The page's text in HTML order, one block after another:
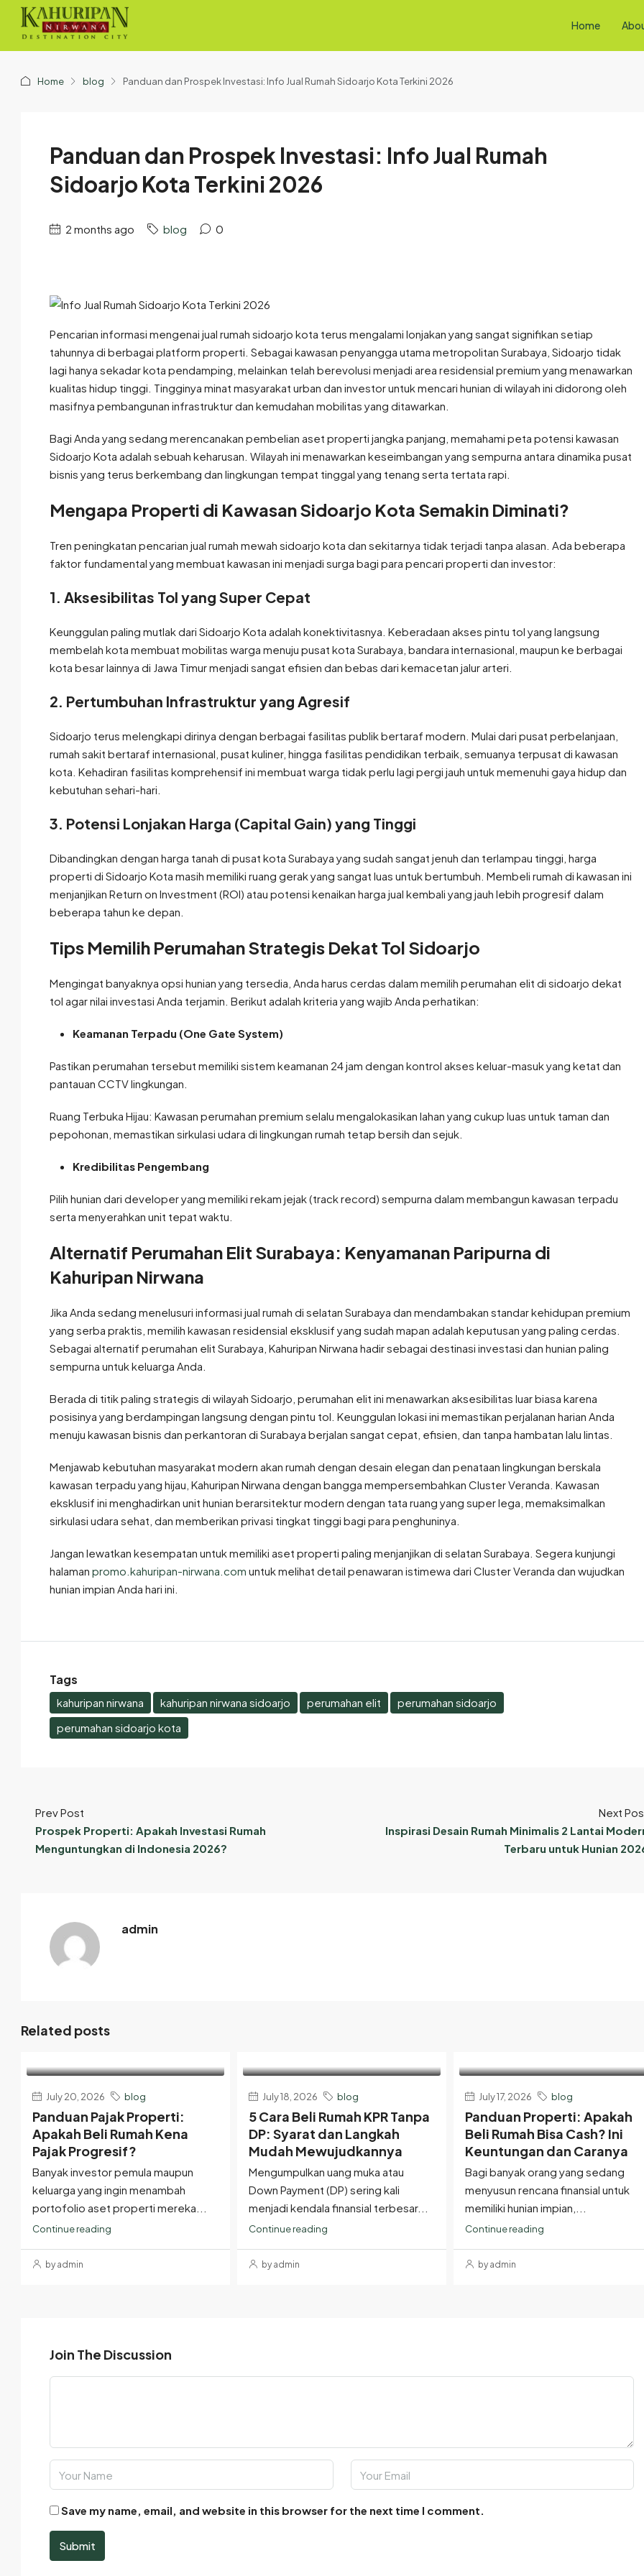
Home
Home blog Panduan dan Prospek Investasi: Info Jual Rumah Sidoarjo Kota Terkini 2026
Panduan dan Prospek Investasi: Info Jual Rumah
Sidoarjo Kota Terkini 2026
2 months ago blog 0
Pencarian informasi mengenai jual rumah sidoarjo kota terus mengalami lonjakan yang sangat signifikan setiap
tahunnya di berbagai platform properti. Sebagai kawasan penyangga utama metropolitan Surabaya, Sidoarjo tidak
lagi hanya sekadar kota pendamping, melainkan telah berevolusi menjadi area residensial premium yang menawarkan
kualitas hidup tinggi. Tingginya minat masyarakat urban dan investor untuk mencari hunian di wilayah ini didorong oleh
masifnya pembangunan infrastruktur dan kemudahan mobilitas yang ditawarkan.
Bagi Anda yang sedang merencanakan pembelian aset properti jangka panjang, memahami peta potensi kawasan
Sidoarjo Kota adalah sebuah keharusan. Wilayah ini menawarkan keseimbangan yang sempurna antara dinamika pusat
bisnis yang terus berkembang dan lingkungan tempat tinggal yang tenang serta tertata rapi.
Mengapa Properti di Kawasan Sidoarjo Kota Semakin Diminati?
Tren peningkatan pencarian jual rumah mewah sidoarjo kota dan sekitarnya tidak terjadi tanpa alasan. Ada beberapa
faktor fundamental yang membuat kawasan ini menjadi surga bagi para pencari properti dan investor:
1. Aksesibilitas Tol yang Super Cepat
Keunggulan paling mutlak dari Sidoarjo Kota adalah konektivitasnya. Keberadaan akses pintu tol yang langsung
membelah kota membuat mobilitas warga menuju pusat kota Surabaya, bandara internasional, maupun ke berbagai
kota besar lainnya di Jawa Timur menjadi sangat efisien dan bebas dari kemacetan jalur arteri.
2. Pertumbuhan Infrastruktur yang Agresif
Sidoarjo terus melengkapi dirinya dengan berbagai fasilitas publik bertaraf modern. Mulai dari pusat perbelanjaan,
rumah sakit bertaraf internasional, pusat kuliner, hingga fasilitas pendidikan terbaik, semuanya terpusat di kawasan
kota. Kehadiran fasilitas komprehensif ini membuat warga tidak perlu lagi pergi jauh untuk memenuhi gaya hidup dan
kebutuhan sehari-hari.
3. Potensi Lonjakan Harga (Capital Gain) yang Tinggi
Dibandingkan dengan harga tanah di pusat kota Surabaya yang sudah sangat jenuh dan terlampau tinggi, harga
properti di Sidoarjo Kota masih memiliki ruang gerak yang sangat luas untuk bertumbuh. Membeli rumah di kawasan ini
menjanjikan Return on Investment (ROI) atau potensi kenaikan harga jual kembali yang jauh lebih progresif dalam
beberapa tahun ke depan.
Tips Memilih Perumahan Strategis Dekat Tol Sidoarjo
Mengingat banyaknya opsi hunian yang tersedia, Anda harus cerdas dalam memilih perumahan elit di sidoarjo dekat
tol agar nilai investasi Anda terjamin. Berikut adalah kriteria yang wajib Anda perhatikan:
Keamanan Terpadu (One Gate System)
Pastikan perumahan tersebut memiliki sistem keamanan 24 jam dengan kontrol akses keluar-masuk yang ketat dan
pantauan CCTV lingkungan.
Ruang Terbuka Hijau: Kawasan perumahan premium selalu mengalokasikan lahan yang cukup luas untuk taman dan
pepohonan, memastikan sirkulasi udara di lingkungan rumah tetap bersih dan sejuk.
Kredibilitas Pengembang
Pilih hunian dari developer yang memiliki rekam jejak (track record) sempurna dalam membangun kawasan terpadu
serta menyerahkan unit tepat waktu.
Alternatif Perumahan Elit Surabaya: Kenyamanan Paripurna di
Kahuripan Nirwana
Jika Anda sedang menelusuri informasi jual rumah di selatan Surabaya dan mendambakan standar kehidupan premium
yang serba praktis, memilih kawasan residensial eksklusif yang sudah mapan adalah keputusan yang paling cerdas.
Sebagai alternatif perumahan elit Surabaya, Kahuripan Nirwana hadir sebagai destinasi investasi dan hunian paling
sempurna untuk keluarga Anda.
Berada di titik paling strategis di wilayah Sidoarjo, perumahan elit ini menawarkan aksesibilitas luar biasa karena
posisinya yang berdampingan langsung dengan pintu tol. Keunggulan lokasi ini memastikan perjalanan harian Anda
menuju kawasan bisnis dan perkantoran di Surabaya berjalan sangat cepat, efisien, dan tanpa hambatan lalu lintas.
Menjawab kebutuhan masyarakat modern akan rumah dengan desain elegan dan penataan lingkungan berskala
kawasan terpadu yang hijau, Kahuripan Nirwana dengan bangga mempersembahkan Cluster Veranda. Kawasan
eksklusif ini menghadirkan unit hunian berarsitektur modern dengan tata ruang yang super lega, memaksimalkan
sirkulasi udara sehat, dan memberikan privasi tingkat tinggi bagi para penghuninya.
Jangan lewatkan kesempatan untuk memiliki aset properti paling menjanjikan di selatan Surabaya. Segera kunjungi
halaman promo.kahuripan-nirwana.com untuk melihat detail penawaran istimewa dari Cluster Veranda dan wujudkan
hunian impian Anda hari ini.
Tags
kahuripan nirwana kahuripan nirwana sidoarjo perumahan elit
perumahan sidoarjo
perumahan sidoarjo kota
Prev Post
Prospek Properti: Apakah Investasi Rumah
Menguntungkan di Indonesia 2026?
Next
Inspirasi Desain Rumah Minimalis 2 Lantai
Terbaru untuk Hunian
admin
Related posts
July 20, 2026 blog
Panduan Pajak Properti:
Apakah Beli Rumah Kena
Pajak Progresif?
Banyak investor pemula maupun
keluarga yang ingin menambah
portofolio aset properti mereka...
Continue reading
by admin
July 18, 2026 blog
5 Cara Beli Rumah KPR Tanpa
DP: Syarat dan Langkah
Mudah Mewujudkannya
Mengumpulkan uang muka atau
Down Payment (DP) sering kali
menjadi kendala finansial terbesar...
Continue reading
by admin
July 17, 2026 blog
Panduan Properti: Apakah
Beli Rumah Bisa Cash? Ini
Keuntungan dan Caranya
Bagi banyak orang yang sedang
menyusun rencana finansial untuk
memiliki hunian impian,...
Continue reading
by admin
Join The Discussion
Save my name, email, and website in this browser for the next time I comment.
Submit